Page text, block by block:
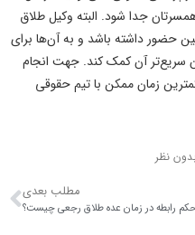
جدا شود. البته وکیل طلاق
حضور داشته باشد و به آن‌ها برای
سریع‌تر آن کمک کند. جهت انجام
زمان ممکن با تیم حقوقی
نظر
مطلب بعدی
رابطه در زمان عده طلاق رجعی چیست؟